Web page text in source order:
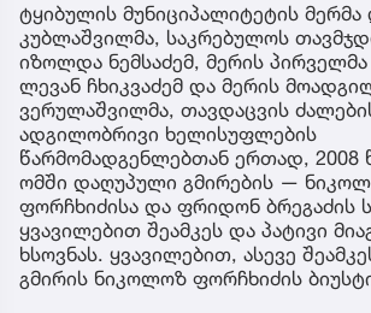
ტყიბულის მუნიციპალიტეტის
კუბლაშვილმა, საკრებულოს
იზოლდა ნემსაძემ, მერის
ლევან ჩხიკვაძემ და მერის
ვერულაშვილმა, თავდაცვის
ადგილობრივი ხელისუფლების
წარმომადგენლებთან ერთად, 2008
ომში დაღუპული გმირების —
ფორჩხიძისა და ფრიდონ ბრეგაძის
ყვავილებით შეამკეს და პატივი
ხსოვნას. ყვავილებით, ასევე
გმირის ნიკოლოზ ფორჩხიძის